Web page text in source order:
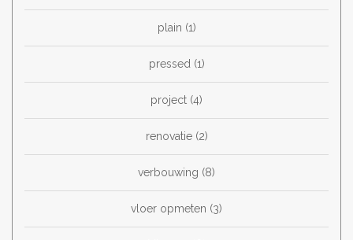
plain (1)
pressed (1)
project (4)
renovatie (2)
verbouwing (8)
vloer opmeten (3)